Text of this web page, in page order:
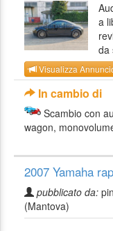
a
da
Visualizza
In cambio di
Scambio con
wagon,
2007 Yamaha
pubblicato da:
(Mantova)